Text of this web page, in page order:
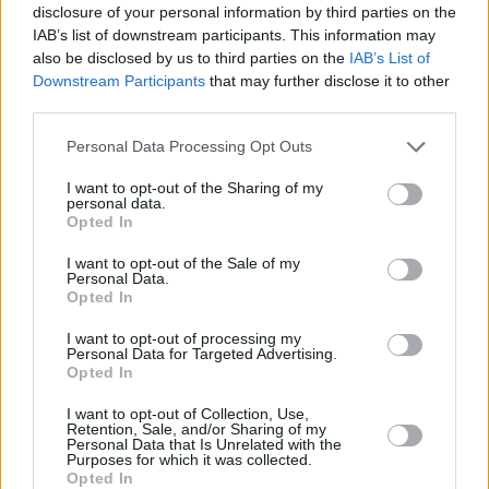
disclosure of your personal information by third parties on the
IAB’s list of downstream participants. This information may
also be disclosed by us to third parties on the IAB’s List of
Downstream Participants that may further disclose it to other
Personal Data Processing Opt Outs
I want to opt-out of the Sharing of my
personal data.
Opted In
I want to opt-out of the Sale of my
Personal Data.
Opted In
I want to opt-out of processing my
Personal Data for Targeted Advertising.
Opted In
I want to opt-out of Collection, Use,
Retention, Sale, and/or Sharing of my
Personal Data that Is Unrelated with the
Purposes for which it was collected.
Opted In
Leicht
Tomahawk Steak
Tomahawk Steak vom Grill
Leicht
Steak mit Chimichurri
Leicht
Pfeffersteak
New York Strip Steak mit Cognac-